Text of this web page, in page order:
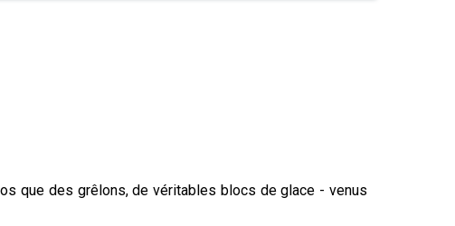
que des grêlons, de véritables blocs de glace - venus